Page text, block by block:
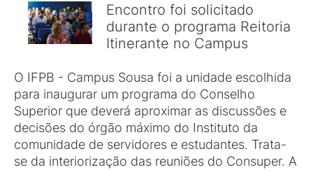
Encontro foi solicitado
durante o programa Reitoria
Itinerante no Campus
O IFPB - Campus Sousa foi a unidade escolhida
para inaugurar um programa do Conselho
Superior que deverá aproximar as discussões e
decisões do órgão máximo do Instituto da
comunidade de servidores e estudantes. Trata-
se da interiorização das reuniões do Consuper. A